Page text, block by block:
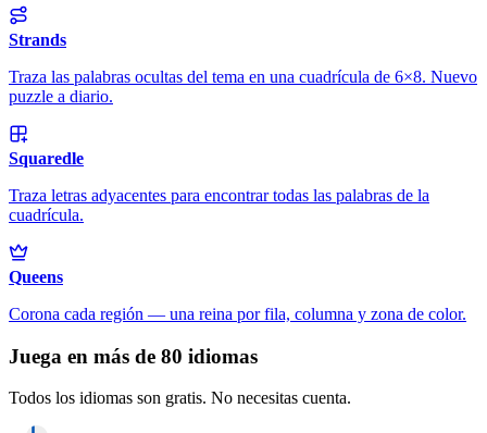
Strands
Traza las palabras ocultas del tema en una cuadrícula de 6×8. Nuevo
puzzle a diario.
Squaredle
Traza letras adyacentes para encontrar todas las palabras de la
cuadrícula.
Queens
Corona cada región — una reina por fila, columna y zona de color.
Juega en más de 80 idiomas
Todos los idiomas son gratis. No necesitas cuenta.